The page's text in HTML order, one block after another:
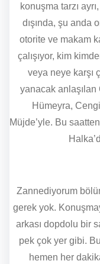
konuşma tarzı
dışında, şu anda
otorite ve makam
çalışıyor, kim
veya neye karşı
yanacak anlaşılan
Hümeyra,
Müjde’yle. Bu
Zannediyorum
gerek yok.
arkası dopdolu bir
pek çok yer gibi.
hemen her